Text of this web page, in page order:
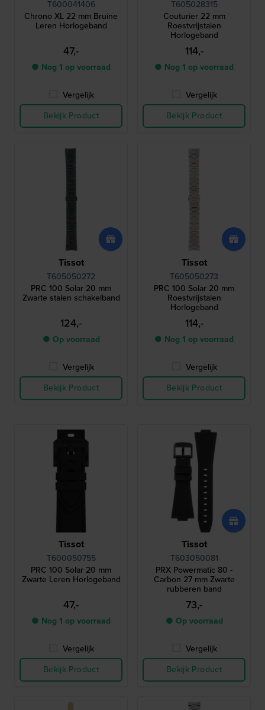
T600041406
Chrono XL 22 mm Bruine
Leren Horlogeband
47,-
● Nog 1 op voorraad
Vergelijk
Bekijk Product
T605028315
Couturier 22 mm
Roestvrijstalen
Horlogeband
114,-
● Nog 1 op voorraad
Vergelijk
Bekijk Product
Tissot
T605050272
PRC 100 Solar 20 mm
Zwarte stalen schakelband
124,-
● Op voorraad
Vergelijk
Bekijk Product
Tissot
T605050273
PRC 100 Solar 20 mm
Roestvrijstalen
Horlogeband
114,-
● Nog 1 op voorraad
Vergelijk
Bekijk Product
Tissot
T600050755
PRC 100 Solar 20 mm
Zwarte Leren Horlogeband
47,-
● Nog 1 op voorraad
Vergelijk
Bekijk Product
Tissot
T603050081
PRX Powermatic 80 -
Carbon 27 mm Zwarte
rubberen band
73,-
● Op voorraad
Vergelijk
Bekijk Product